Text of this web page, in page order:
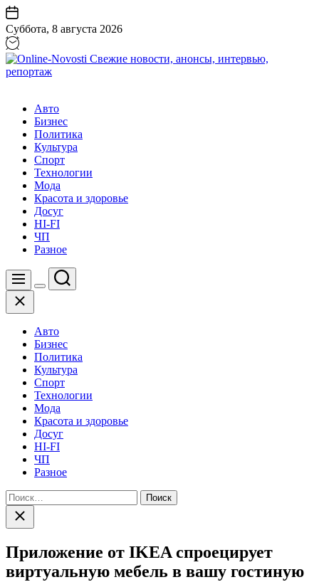
Перейти
к
содержанию
Суббота, 8 августа 2026
Свежие
новости,
анонсы,
интервью,
репортаж
Авто
Бизнес
Политика
Культура
Спорт
Технологии
Мода
Красота и здоровье
Досуг
HI-FI
ЧП
Разное
Меню
Цвет
Поиск
Закрыть
Авто
Бизнес
Политика
Культура
Спорт
Технологии
Мода
Красота и здоровье
Досуг
HI-FI
ЧП
Разное
Найти:
Закрыть
поиск
Приложение от IKEA спроецирует
виртуальную мебель в вашу гостиную